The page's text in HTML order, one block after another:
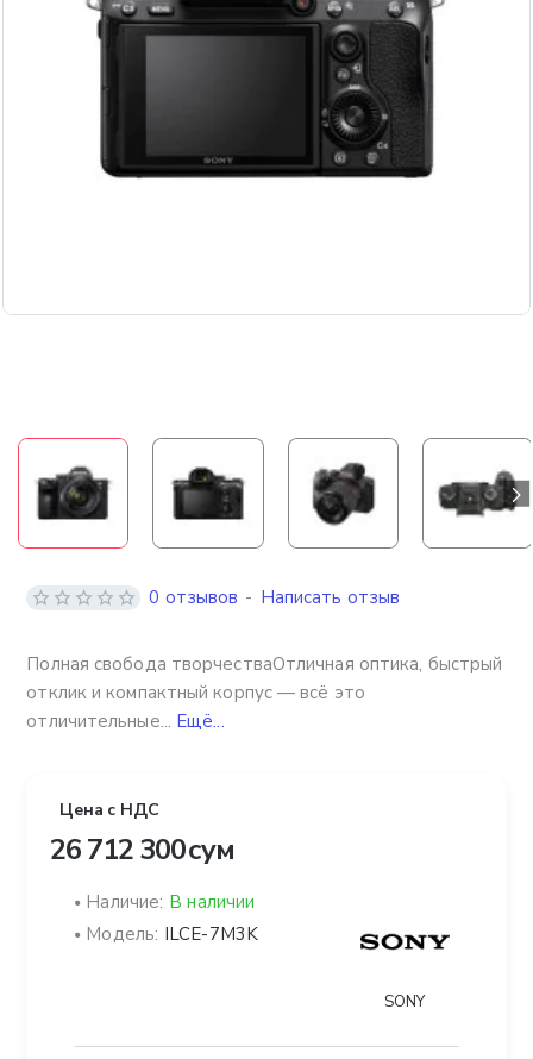
Полная свобода творчестваОтличная оптика, быстрый
отклик и компактный корпус — всё это
отличительные... Ещё...
0 отзывов - Написать отзыв
Цена с НДС
26 712 300 сум
Наличие: В наличии
Модель: ILCE-7M3K
SONY